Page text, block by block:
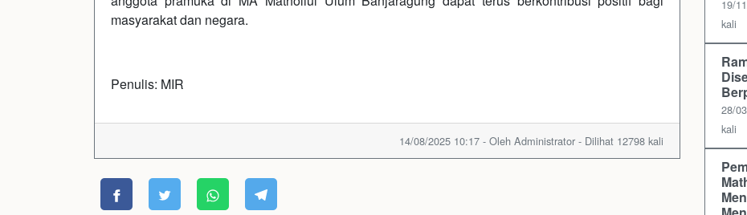
masyarakat dan negara.
Penulis: MIR
14/08/2025 10:17 - Oleh Administrator - Dilihat 12798 kali
19/
kali
28/
kali